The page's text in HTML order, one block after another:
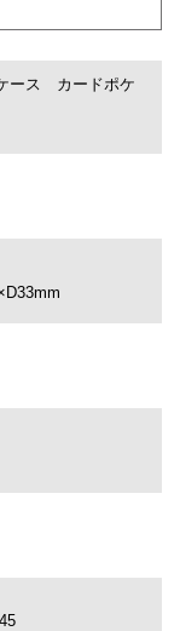
ース カードポケ